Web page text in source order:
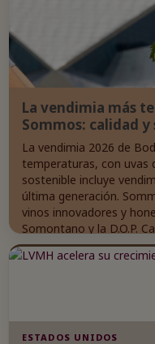
La vendimia más
Sommos: calidad
La vendimia 2026 de
temperaturas, con uvas
sostenible incluye
última generación.
vinos innovadores y
Somontano y la D.O.P.
ESTADOS UNIDOS